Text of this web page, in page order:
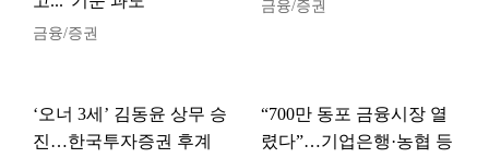
금융/증권
금융/증권
‘오너 3세’ 김동윤 상무 승
진…한국투자증권 후계
“700만 동포 금융시장 열
렸다”…기업은행·농협 등